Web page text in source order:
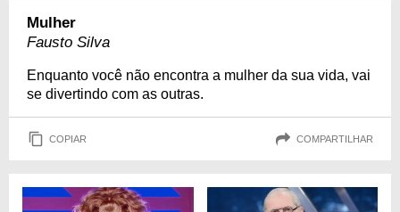
Mulher
Fausto Silva
Enquanto você não encontra a mulher da sua vida, vai
se divertindo com as outras.
COPIAR COMPARTILHAR